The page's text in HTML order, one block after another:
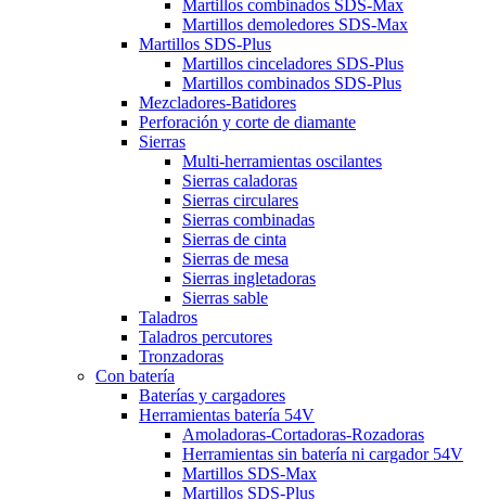
Martillos combinados SDS-Max
Martillos demoledores SDS-Max
Martillos SDS-Plus
Martillos cinceladores SDS-Plus
Martillos combinados SDS-Plus
Mezcladores-Batidores
Perforación y corte de diamante
Sierras
Multi-herramientas oscilantes
Sierras caladoras
Sierras circulares
Sierras combinadas
Sierras de cinta
Sierras de mesa
Sierras ingletadoras
Sierras sable
Taladros
Taladros percutores
Tronzadoras
Con batería
Baterías y cargadores
Herramientas batería 54V
Amoladoras-Cortadoras-Rozadoras
Herramientas sin batería ni cargador 54V
Martillos SDS-Max
Martillos SDS-Plus